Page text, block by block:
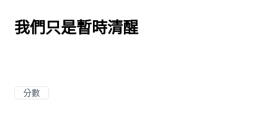
我們只是暫時清醒
分數